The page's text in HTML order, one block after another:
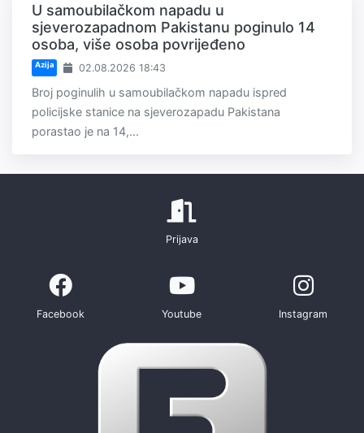
U samoubilačkom napadu u
sjeverozapadnom Pakistanu poginulo 14
osoba, više osoba povrijeđeno
Azija 02.08.2026 18:43
Broj poginulih u samoubilačkom napadu ispred
policijske stanice na sjeverozapadu Pakistana
porastao je na 14,...
Prijava
Facebook Youtube Instagram